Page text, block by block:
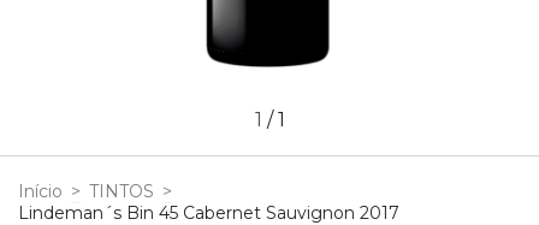
1 /1
Início > TINTOS >
Lindeman´s Bin 45 Cabernet Sauvignon 2017